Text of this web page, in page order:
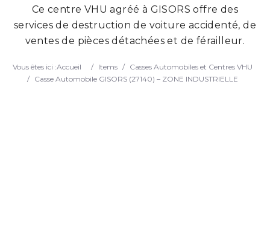
Search
Ce centre VHU agréé à GISORS offre des
services de destruction de voiture accidenté, de
ventes de pièces détachées et de férailleur.
Vous êtes ici :Accueil / Items / Casses Automobiles et Centres VHU
/ Casse Automobile GISORS (27140) – ZONE INDUSTRIELLE